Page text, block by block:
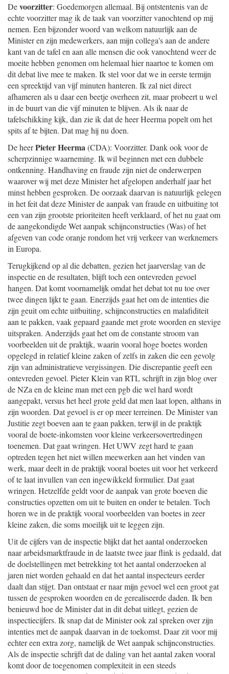
Devoorzitter: Goedemorgen allemaal. Bij ontstentenis van de
echte voorzitter mag ik de taak van voorzitter vanochtend op mij
nemen. Een bijzonder woord van welkom natuurlijk aan de
Minister en zijn medewerkers, aan mijn collega's aan de andere
kant van de tafel en aan alle mensen die ook vanochtend weer de
moeite hebben genomen om helemaal hier naartoe te komen om
dit debat live mee te maken. Ik stel voor dat we in eerste termijn
een spreektijd van vijf minuten hanteren. Ik zal niet direct
afhameren als u daar een beetje overheen zit, maar probeert u wel
in de buurt van die vijf minuten te blijven. Als ik naar de
tafelschikking kijk, dan zie ik dat de heer Heerma popelt om het
spits af te bijten. Dat mag hij nu doen.
De heerPieter Heerma(CDA): Voorzitter. Dank ook voor de
scherpzinnige waarneming. Ik wil beginnen met een dubbele
ontkenning. Handhaving en fraude zijn niet de onderwerpen
waarover wij met deze Minister het afgelopen anderhalf jaar het
minst hebben gesproken. De oorzaak daarvan is natuurlijk gelegen
in het feit dat deze Minister de aanpak van fraude en uitbuiting tot
een van zijn grootste prioriteiten heeft verklaard, of het nu gaat om
de aangekondigde Wet aanpak schijnconstructies (Was) of het
afgeven van code oranje rondom het vrij verkeer van werknemers
in Europa.
Terugkijkend op al die debatten, gezien het jaarverslag van de
inspectie en de resultaten, blijft toch een ontevreden gevoel
hangen. Dat komt voornamelijk omdat het debat tot nu toe over
twee dingen lijkt te gaan. Enerzijds gaat het om de intenties die
zijn geuit om echte uitbuiting, schijnconstructies en malafiditeit
aan te pakken, vaak gepaard gaande met grote woorden en stevige
uitspraken. Anderzijds gaat het om de constante stroom van
voorbeelden uit de praktijk, waarin vooral hoge boetes worden
opgelegd in relatief kleine zaken of zelfs in zaken die een gevolg
zijn van administratieve vergissingen. Die discrepantie geeft een
ontevreden gevoel. Pieter Klein van RTL schrijft in zijn blog over
de NZa en de kleine man met een pgb die wel hard wordt
aangepakt, versus het heel grote geld dat men laat lopen, althans in
zijn woorden. Dat gevoel is er op meer terreinen. De Minister van
Justitie zegt boeven aan te gaan pakken, terwijl in de praktijk
vooral de boete-inkomsten voor kleine verkeersovertredingen
toenemen. Dat gaat wringen. Het UWV zegt hard te gaan
optreden tegen het niet willen meewerken aan het vinden van
werk, maar deelt in de praktijk vooral boetes uit voor het verkeerd
of te laat invullen van een ingewikkeld formulier. Dat gaat
wringen. Hetzelfde geldt voor de aanpak van grote boeven die
constructies opzetten om uit te buiten en onder te betalen. Toch
horen we in de praktijk vooral voorbeelden van boetes in zeer
kleine zaken, die soms moeilijk uit te leggen zijn.
Uit de cijfers van de inspectie blijkt dat het aantal onderzoeken
naar arbeidsmarktfraude in de laatste twee jaar flink is gedaald, dat
de doelstellingen met betrekking tot het aantal onderzoeken al
jaren niet worden gehaald en dat het aantal inspecteurs eerder
daalt dan stijgt. Dan ontstaat er naar mijn gevoel wel een groot gat
tussen de gesproken woorden en de gerealiseerde daden. Ik ben
benieuwd hoe de Minister dat in dit debat uitlegt, gezien de
inspectiecijfers. Ik snap dat de Minister ook zal spreken over zijn
intenties met de aanpak daarvan in de toekomst. Daar zit voor mij
echter een extra zorg, namelijk de Wet aanpak schijnconstructies.
Als de inspectie schrijft dat de daling van het aantal zaken vooral
komt door de toegenomen complexiteit in een steeds